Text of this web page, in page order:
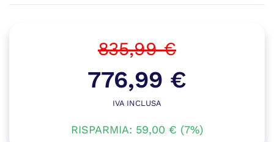
835,99€
Il
prezzo
originale
776,99 €
Il
prezzo
IVA INCLUSA
RISPARMIA: 59,00 € (7%)